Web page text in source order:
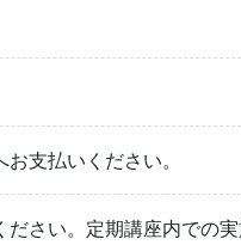
支払いください。
さい。定期講座内での